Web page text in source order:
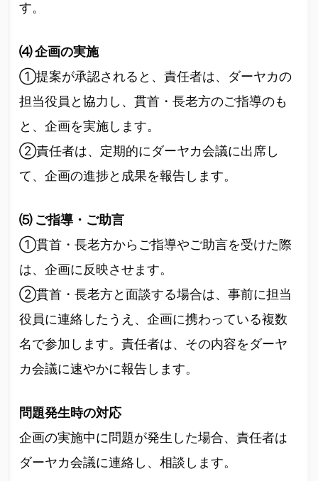
す。
⑷ 企画の実施
①提案が承認されると、責任者は、ダーヤカの
担当役員と協力し、貫首・長老方のご指導のも
と、企画を実施します。
②責任者は、定期的にダーヤカ会議に出席し
て、企画の進捗と成果を報告します。
⑸ ご指導・ご助言
①貫首・長老方からご指導やご助言を受けた際
は、企画に反映させます。
②貫首・長老方と面談する場合は、事前に担当
役員に連絡したうえ、企画に携わっている複数
名で参加します。責任者は、その内容をダーヤ
カ会議に速やかに報告します。
問題発生時の対応
企画の実施中に問題が発生した場合、責任者は
ダーヤカ会議に連絡し、相談します。